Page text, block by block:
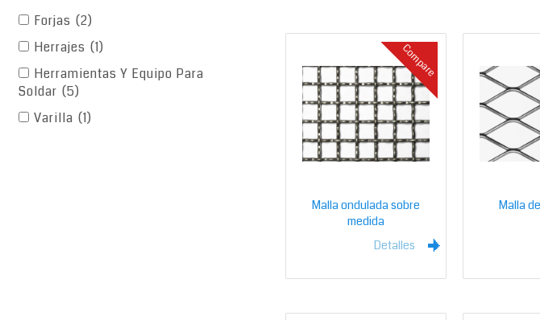
Forjas (2)
Herrajes (1)
Herramientas Y Equipo Para
Soldar (5)
Varilla (1)
Compare
Malla ondulada sobre
medida
Detalles
l
Malla